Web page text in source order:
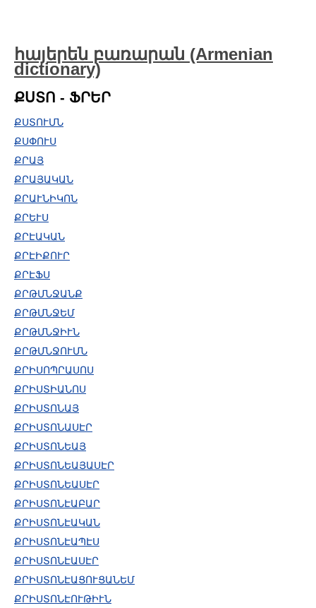
հայերեն բառարան (Armenian
dictionary)
ՔՍՏՈ - ՖՐԵՐ
ՔՍՏՈՒՄՆ
ՔՍՓՈՒՍ
ՔՐԱՅ
ՔՐԱՅԱԿԱՆ
ՔՐԱՒՆԻԿՈՆ
ՔՐԵՒՍ
ՔՐԷԱԿԱՆ
ՔՐԷԻՔՈՒՐ
ՔՐԷՖՍ
ՔՐԹՄՆՋԱՆՔ
ՔՐԹՄՆՋԵՄ
ՔՐԹՄՆՋԻՒՆ
ՔՐԹՄՆՋՈՒՄՆ
ՔՐԻՍՈՊՐԱՍՈՍ
ՔՐԻՍՏԻԱՆՈՍ
ՔՐԻՍՏՈՆԱՅ
ՔՐԻՍՏՈՆԱՍԷՐ
ՔՐԻՍՏՈՆԵԱՅ
ՔՐԻՍՏՈՆԵԱՅԱՍԷՐ
ՔՐԻՍՏՈՆԵԱՍԷՐ
ՔՐԻՍՏՈՆԷԱԲԱՐ
ՔՐԻՍՏՈՆԷԱԿԱՆ
ՔՐԻՍՏՈՆԷԱՊԷՍ
ՔՐԻՍՏՈՆԷԱՍԷՐ
ՔՐԻՍՏՈՆԷԱՑՈՒՑԱՆԵՄ
ՔՐԻՍՏՈՆԷՈՒԹԻՒՆ